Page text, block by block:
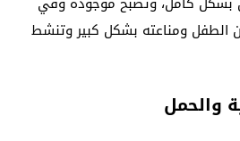
ومناعته بشكل كبير وتنشط
والحمل